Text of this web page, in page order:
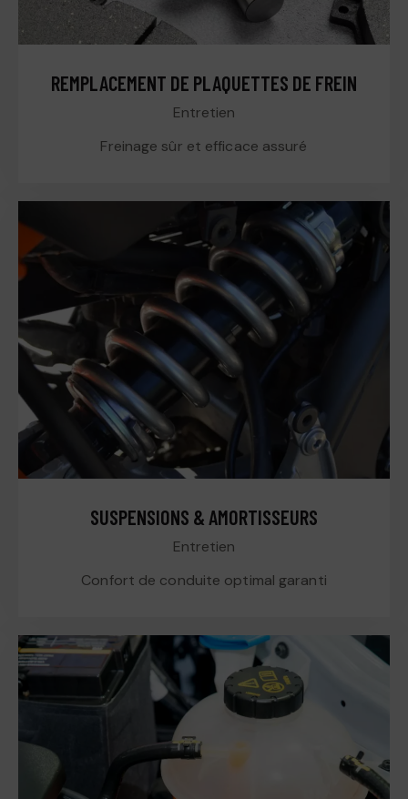
REMPLACEMENT DE PLAQUETTES DE FREIN
Entretien
Freinage sûr et efficace assuré
SUSPENSIONS & AMORTISSEURS
Entretien
Confort de conduite optimal garanti